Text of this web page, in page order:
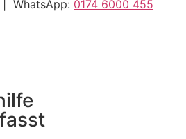
| WhatsApp: 0174 6000 455